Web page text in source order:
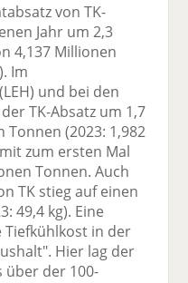
von TK-
Jahr um 2,3
4,137 Millionen
Im
und bei den
TK-Absatz um 1,7
Tonnen (2023: 1,982
zum ersten Mal
Tonnen. Auch
TK stieg auf einen
49,4 kg). Eine
Tiefkühlkost in der
Hier lag der
über der 100-